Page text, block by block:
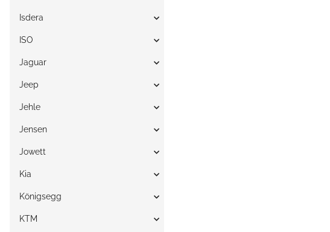
Isdera
ISO
Jaguar
Jeep
Jehle
Jensen
Jowett
Kia
Königsegg
KTM